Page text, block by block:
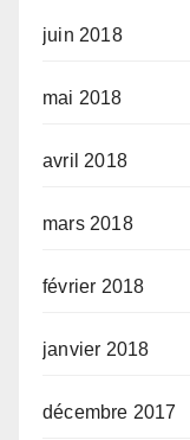
juin 2018
mai 2018
avril 2018
mars 2018
février 2018
janvier 2018
décembre 2017